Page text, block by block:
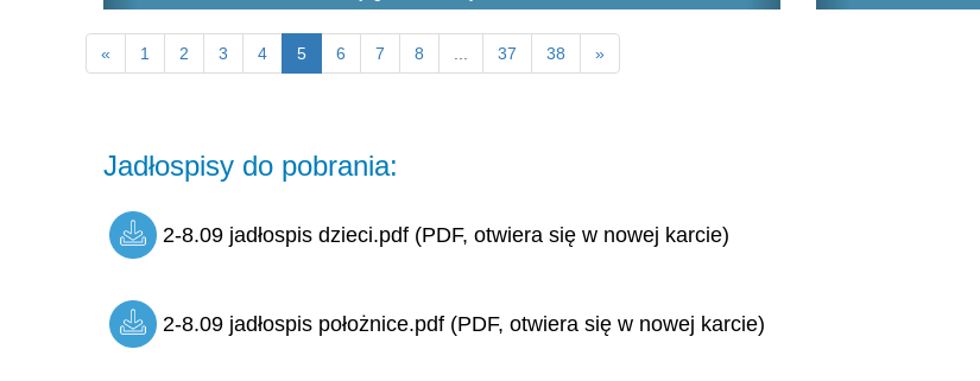
« 1 2 3 4 5 6 7 8 37 38 »
Jadłospisy do pobrania:
2-8.09 jadłospis dzieci.pdf (PDF, otwiera się w nowej karcie)
2-8.09 jadłospis położnice.pdf (PDF, otwiera się w nowej karcie)